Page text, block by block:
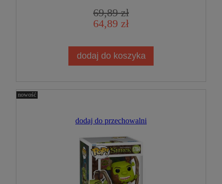
69,89 zł
64,89 zł
dodaj do koszyka
dodaj do przechowalni
nowość